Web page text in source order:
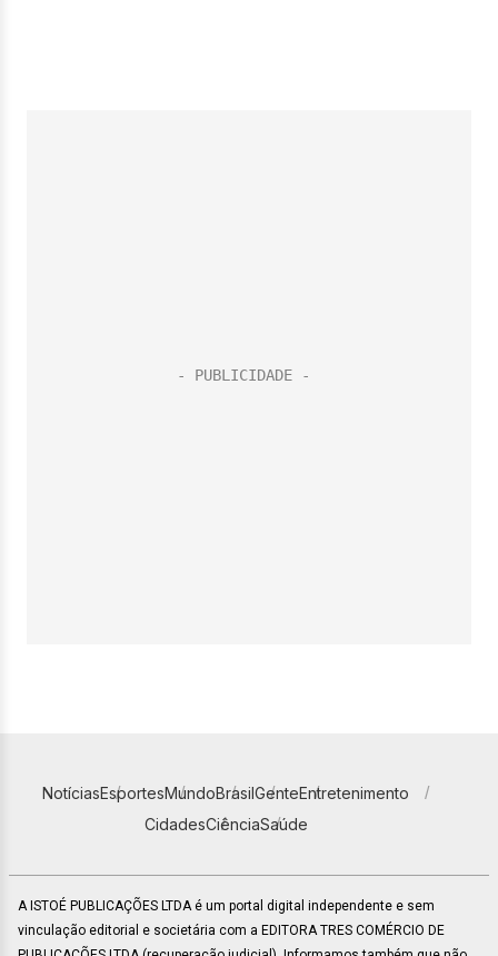
NotíciasEsportesMundoBrasilGenteEntretenimento
CidadesCiênciaSaúde
A ISTOÉ PUBLICAÇÕES LTDA é um portal digital independente e sem
vinculação editorial e societária com a EDITORA TRES COMÉRCIO DE